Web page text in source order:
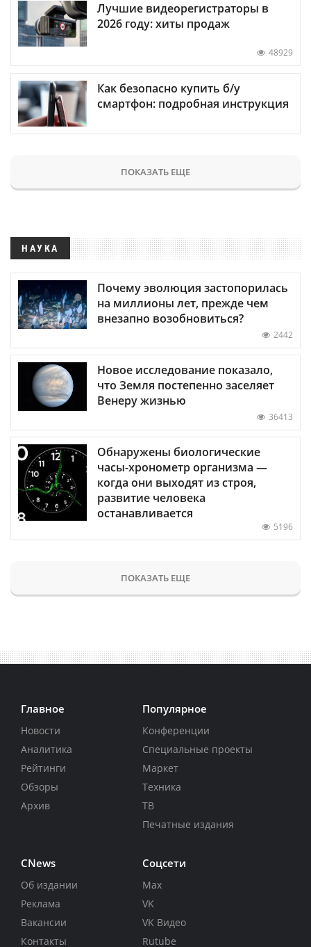
Лучшие видеорегистраторы в
2026 году: хиты продаж
48929
Как безопасно купить б/у
смартфон: подробная инструкция
ПОКАЗАТЬ ЕЩЕ
НАУКА
Почему эволюция застопорилась
на миллионы лет, прежде чем
внезапно возобновиться?
2442
Новое исследование показало,
что Земля постепенно заселяет
Венеру жизнью
36413
Обнаружены биологические
часы-хронометр организма —
когда они выходят из строя,
развитие человека
останавливается
5196
ПОКАЗАТЬ ЕЩЕ
Главное
Новости
Аналитика
Рейтинги
Обзоры
Архив
Популярное
Конференции
Специальные проекты
Маркет
Техника
ТВ
Печатные издания
CNews
Об издании
Реклама
Вакансии
Контакты
Соцсети
Max
VK
VK Видео
Rutube